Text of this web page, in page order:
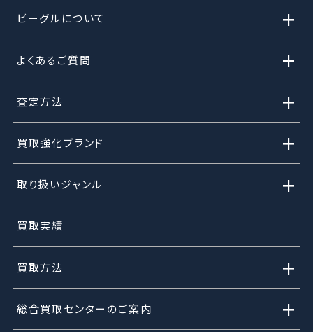
ビーグルについて +
よくあるご質問 +
査定方法 +
買取強化ブランド +
取り扱いジャンル +
買取実績
買取方法 +
総合買取センターのご案内 +